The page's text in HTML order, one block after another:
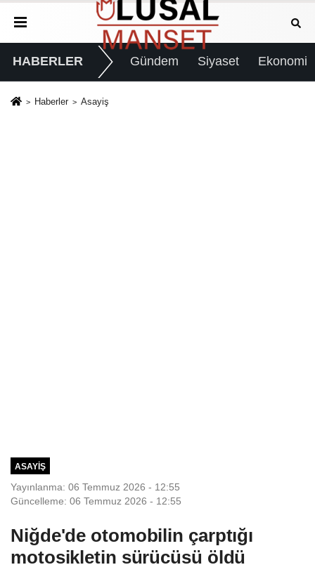
HABERLER Gündem Siyaset Ekonomi
Haberler Asayiş
ASAYIŞ
Yayınlanma: 06 Temmuz 2026 - 12:55
Güncelleme: 06 Temmuz 2026 - 12:55
Niğde'de otomobilin çarptığı
motosikletin sürücüsü öldü